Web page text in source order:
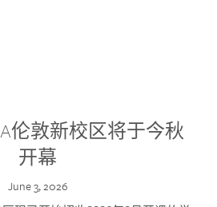
伦敦新校区将于今秋
开幕
June 3, 2026